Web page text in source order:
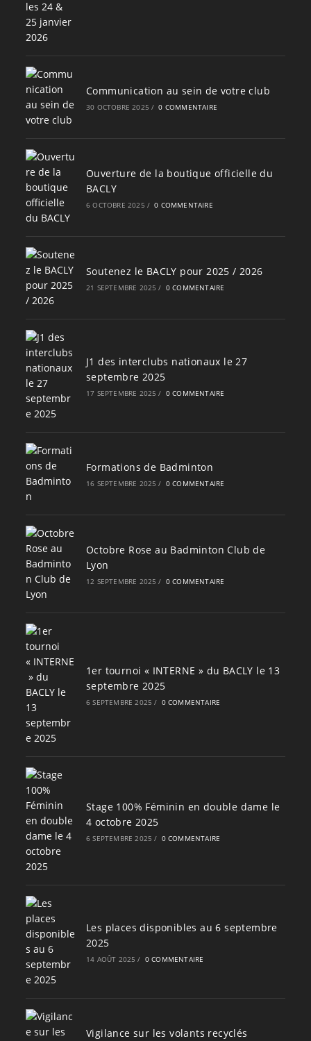
Communication au sein de votre club
30 OCTOBRE 2025 / 0 COMMENTAIRE
Ouverture de la boutique officielle du
BACLY
6 OCTOBRE 2025 / 0 COMMENTAIRE
Soutenez le BACLY pour 2025 / 2026
21 SEPTEMBRE 2025 / 0 COMMENTAIRE
J1 des interclubs nationaux le 27
septembre 2025
17 SEPTEMBRE 2025 / 0 COMMENTAIRE
Formations de Badminton
16 SEPTEMBRE 2025 / 0 COMMENTAIRE
Octobre Rose au Badminton Club de
Lyon
12 SEPTEMBRE 2025 / 0 COMMENTAIRE
1er tournoi « INTERNE » du BACLY le 13
septembre 2025
6 SEPTEMBRE 2025 / 0 COMMENTAIRE
Stage 100% Féminin en double dame le
4 octobre 2025
6 SEPTEMBRE 2025 / 0 COMMENTAIRE
Les places disponibles au 6 septembre
2025
14 AOÛT 2025 / 0 COMMENTAIRE
Vigilance sur les volants recyclés